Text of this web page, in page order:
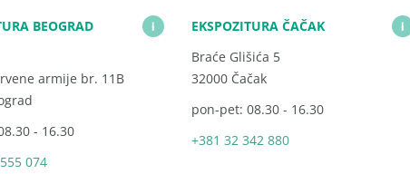
BEOGRAD
armije br. 11B
- 16.30
074
i
EKSPOZITURA ČAČAK
Braće Glišića 5
32000 Čačak
pon-pet: 08.30 - 16.30
+381 32 342 880
i